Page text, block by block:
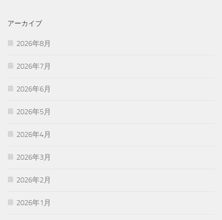
アーカイブ
2026年8月
2026年7月
2026年6月
2026年5月
2026年4月
2026年3月
2026年2月
2026年1月